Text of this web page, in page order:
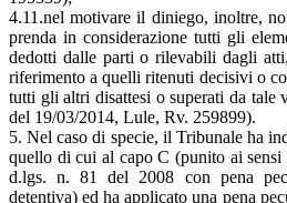
4.11.nel motivare il diniego, inoltre,
prenda in considerazione tutti gli
dedotti dalle parti o rilevabili dagli
riferimento a quelli ritenuti decisivi o
tutti gli altri disattesi o superati da tale
del 19/03/2014, Lule, Rv. 259899).
5. Nel caso di specie, il Tribunale ha
quello di cui al capo C (punito ai
d.lgs. n. 81 del 2008 con pena
detentiva) ed ha applicato una pena